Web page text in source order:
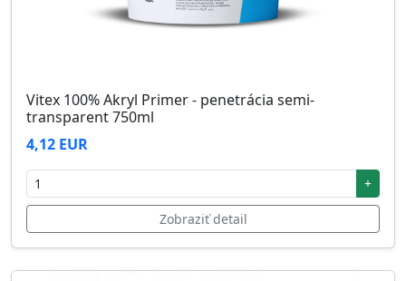
Vitex 100% Akryl Primer - penetrácia semi-
transparent 750ml
4,12 EUR
+
Zobraziť detail